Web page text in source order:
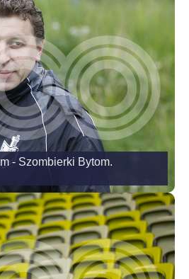
- Szombierki Bytom.